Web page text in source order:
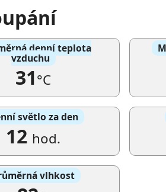
denní teplota
vzduchu
31°C
světlo za den
12 hod.
vlhkost